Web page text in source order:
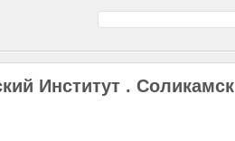
Институт . Соликамск